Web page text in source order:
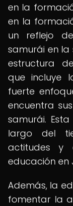
en la
en la
un reflejo
samurái en la
estructura
que incluye
fuerte
encuentra
samurái.
largo del
actitudes y
educación en
Además, la
fomentar la